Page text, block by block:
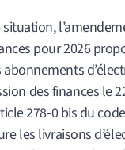
pour 2026
abonnements
des finances le
278-0 bis du
les livraisons